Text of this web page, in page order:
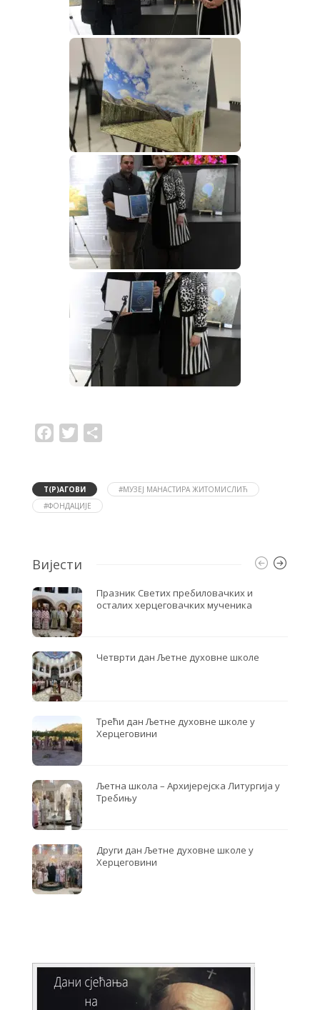
a
o
o
k
T
w
e
r
Т(Р)АГОВИ
#МУЗЕЈ МАНАСТИРА ЖИТОМИСЛИЋ
#ФОНДАЦИЈЕ
Вијести
Празник Светих пребиловачких и
осталих херцеговачких мученика
Четврти дан Љетне духовне школе
Трећи дан Љетне духовне школе у
Херцеговини
Љетна школа – Архијерејска Литургија у
Требињу
Други дан Љетне духовне школе у
Херцеговини